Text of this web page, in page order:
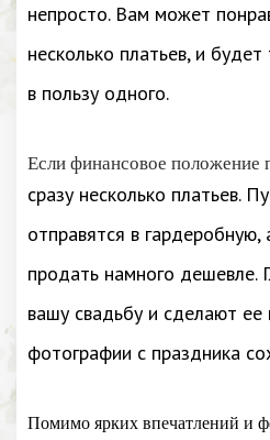
непросто. Вам может
несколько платьев, и
в пользу одного.
Если финансовое положение
сразу несколько платьев.
отправятся в
продать намного дешевле.
вашу свадьбу и сделают ее
фотографии с праздника
Помимо ярких впечатлений и